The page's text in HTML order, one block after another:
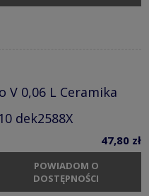
V 0,06 L Ceramika
dek2588X
47,80 zł
POWIADOM O
DOSTĘPNOŚCI